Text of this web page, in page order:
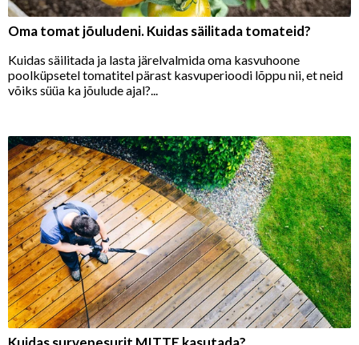
Oma tomat jõuludeni. Kuidas säilitada tomateid?
Kuidas säilitada ja lasta järelvalmida oma kasvuhoone
poolküpsetel tomatitel pärast kasvuperioodi lõppu nii, et neid
võiks süüa ka jõulude ajal?...